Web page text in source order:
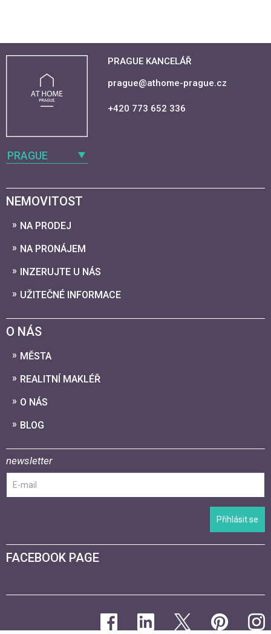
PRAGUE
PRAGUE KANCELÁŘ
prague@athome-prague.cz
+420 773 652 336
NEMOVITOST
NA PRODEJ
NA PRONÁJEM
INZERUJTE U NÁS
UŽITEČNÉ INFORMACE
O NÁS
MĚSTA
REALITNÍ MAKLÉŘ
O NÁS
BLOG
newsletter
Přihlásit se
FACEBOOK PAGE